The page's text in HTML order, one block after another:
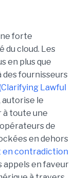
forte
du cloud. Les
en plus que
des fournisseurs
Lawful
autorise le
à toute une
de
en dehors
en contradiction
appels en faveur